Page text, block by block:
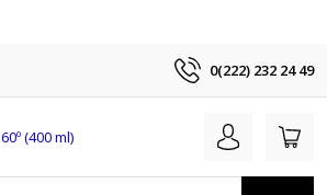
0(222) 232 24 49